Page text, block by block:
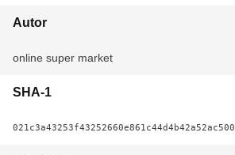
Autor
online super market
SHA-1
021c3a43253f43252660e861c44d4b42a52ac500